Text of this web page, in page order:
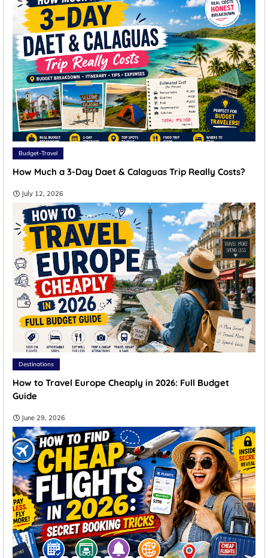
Budget-Travel
How Much a 3-Day Daet & Calaguas Trip Really Costs?
July 12, 2026
Destinations
How to Travel Europe Cheaply in 2026: Full Budget
Guide
June 29, 2026